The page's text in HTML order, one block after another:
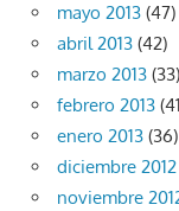
mayo 2013 (47)
abril 2013 (42)
marzo 2013 (33)
febrero 2013
enero 2013 (36)
diciembre 2012
noviembre